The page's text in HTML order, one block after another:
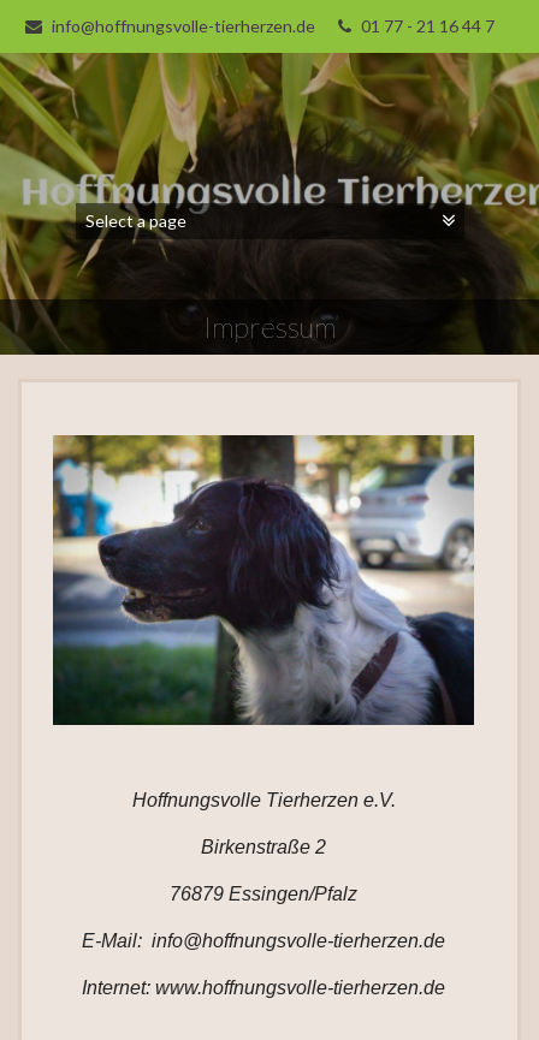
info@hoffnungsvolle-tierherzen.de 01 77 - 21 16 44 7
Impressum
Hoffnungsvolle Tierherzen e.V.
Birkenstraße 2
76879 Essingen/Pfalz
E-Mail: info@hoffnungsvolle-tierherzen.de
Internet: www.hoffnungsvolle-tierherzen.de